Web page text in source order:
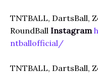
TNTBALL, DartsBall,
RoundBall Instagram
ntballofficial/
TNTBALL, DartsBall,